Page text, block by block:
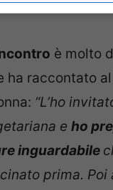
è molto
ha raccontato al
“L’ho
e ho
inguardabile
prima. Poi